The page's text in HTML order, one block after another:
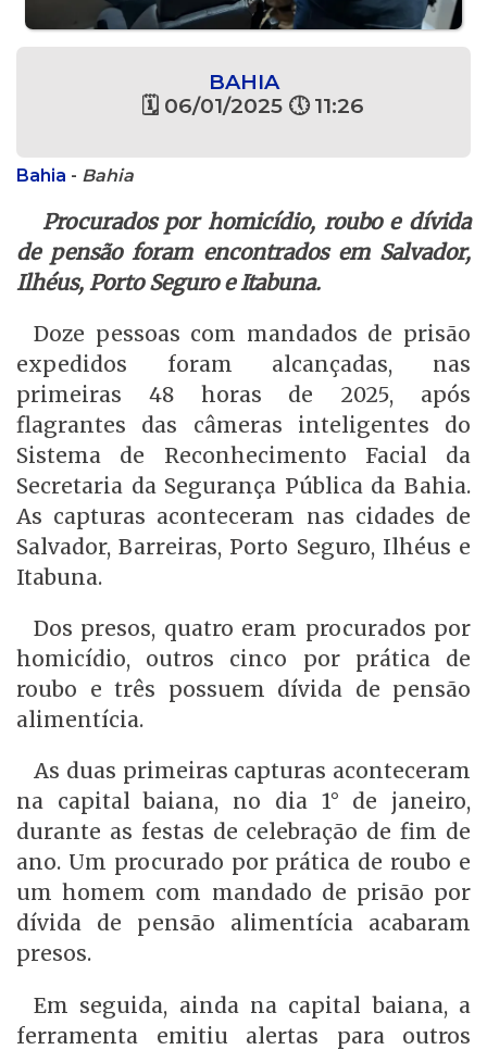
BAHIA
🗓 06/01/2025 🕔 11:26
Bahia - Bahia
Procurados por homicídio, roubo e dívida
de pensão foram encontrados em Salvador,
Ilhéus, Porto Seguro e Itabuna.
Doze pessoas com mandados de prisão
expedidos foram alcançadas, nas
primeiras 48 horas de 2025, após
flagrantes das câmeras inteligentes do
Sistema de Reconhecimento Facial da
Secretaria da Segurança Pública da Bahia.
As capturas aconteceram nas cidades de
Salvador, Barreiras, Porto Seguro, Ilhéus e
Itabuna.
Dos presos, quatro eram procurados por
homicídio, outros cinco por prática de
roubo e três possuem dívida de pensão
alimentícia.
As duas primeiras capturas aconteceram
na capital baiana, no dia 1° de janeiro,
durante as festas de celebração de fim de
ano. Um procurado por prática de roubo e
um homem com mandado de prisão por
dívida de pensão alimentícia acabaram
presos.
Em seguida, ainda na capital baiana, a
ferramenta emitiu alertas para outros